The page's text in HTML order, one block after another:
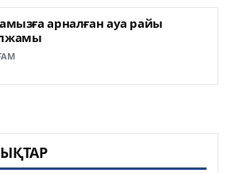
арналған ауа райы